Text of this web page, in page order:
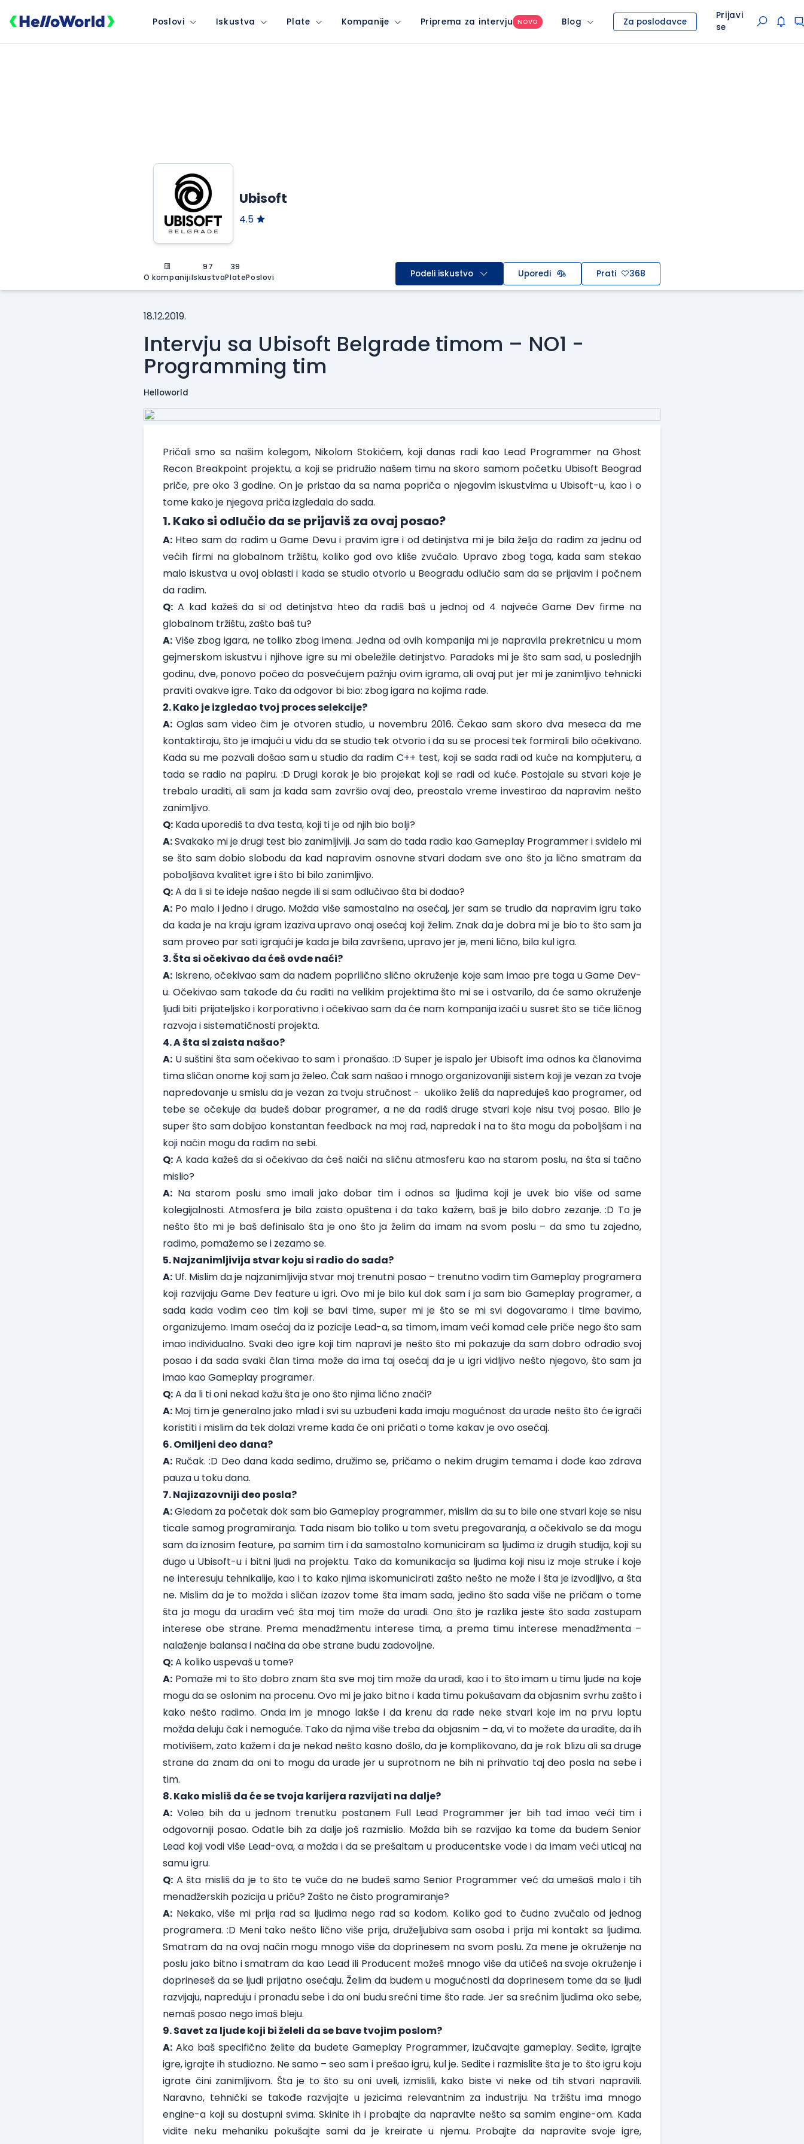
Poslovi Iskustva Plate Kompanije Priprema za intervju NOVO Blog Za poslodavce
Prijavi
se
Ubisoft
4.5
O kompaniji
97
Iskustva
39
PlatePoslovi Podeli iskustvo Uporedi Prati 368
18.12.2019.
Intervju sa Ubisoft Belgrade timom – NO1 -
Programming tim
Helloworld
Pričali smo sa našim kolegom, Nikolom Stokićem, koji danas radi kao Lead Programmer na Ghost
Recon Breakpoint projektu, a koji se pridružio našem timu na skoro samom početku Ubisoft Beograd
priče, pre oko 3 godine. On je pristao da sa nama popriča o njegovim iskustvima u Ubisoft-u, kao i o
tome kako je njegova priča izgledala do sada.
1. Kako si odlučio da se prijaviš za ovaj posao?
A: Hteo sam da radim u Game Devu i pravim igre i od detinjstva mi je bila želja da radim za jednu od
većih firmi na globalnom tržištu, koliko god ovo kliše zvučalo. Upravo zbog toga, kada sam stekao
malo iskustva u ovoj oblasti i kada se studio otvorio u Beogradu odlučio sam da se prijavim i počnem
da radim.
Q: A kad kažeš da si od detinjstva hteo da radiš baš u jednoj od 4 najveće Game Dev firme na
globalnom tržištu, zašto baš tu?
A: Više zbog igara, ne toliko zbog imena. Jedna od ovih kompanija mi je napravila prekretnicu u mom
gejmerskom iskustvu i njihove igre su mi obeležile detinjstvo. Paradoks mi je što sam sad, u poslednjih
godinu, dve, ponovo počeo da posvećujem pažnju ovim igrama, ali ovaj put jer mi je zanimljivo tehnicki
praviti ovakve igre. Tako da odgovor bi bio: zbog igara na kojima rade.
2. Kako je izgledao tvoj proces selekcije?
A: Oglas sam video čim je otvoren studio, u novembru 2016. Čekao sam skoro dva meseca da me
kontaktiraju, što je imajući u vidu da se studio tek otvorio i da su se procesi tek formirali bilo očekivano.
Kada su me pozvali došao sam u studio da radim C++ test, koji se sada radi od kuće na kompjuteru, a
tada se radio na papiru. :D Drugi korak je bio projekat koji se radi od kuće. Postojale su stvari koje je
trebalo uraditi, ali sam ja kada sam završio ovaj deo, preostalo vreme investirao da napravim nešto
zanimljivo.
Q: Kada uporediš ta dva testa, koji ti je od njih bio bolji?
A:Svakako mi je drugi test bio zanimljiviji. Ja sam do tada radio kao Gameplay Programmer i svidelo mi
se što sam dobio slobodu da kad napravim osnovne stvari dodam sve ono što ja lično smatram da
poboljšava kvalitet igre i što bi bilo zanimljivo.
Q:A da li si te ideje našao negde ili si sam odlučivao šta bi dodao?
A: Po malo i jedno i drugo. Možda više samostalno na osećaj, jer sam se trudio da napravim igru tako
da kada je na kraju igram izaziva upravo onaj osećaj koji želim. Znak da je dobra mi je bio to što sam ja
sam proveo par sati igrajući je kada je bila završena, upravo jer je, meni lično, bila kul igra.
3. Šta si očekivao da ćeš ovde naći?
A: Iskreno, očekivao sam da nađem poprilično slično okruženje koje sam imao pre toga u Game Dev-
u. Očekivao sam takođe da ću raditi na velikim projektima što mi se i ostvarilo, da će samo okruženje
ljudi biti prijateljsko i korporativno i očekivao sam da će nam kompanija izaći u susret što se tiče ličnog
razvoja i sistematičnosti projekta.
4. A šta si zaista našao?
A: U suštini šta sam očekivao to sam i pronašao. :D Super je ispalo jer Ubisoft ima odnos ka članovima
tima sličan onome koji sam ja želeo. Čak sam našao i mnogo organizovanijii sistem koji je vezan za tvoje
napredovanje u smislu da je vezan za tvoju stručnost - ukoliko želiš da napreduješ kao programer, od
tebe se očekuje da budeš dobar programer, a ne da radiš druge stvari koje nisu tvoj posao. Bilo je
super što sam dobijao konstantan feedback na moj rad, napredak i na to šta mogu da poboljšam i na
koji način mogu da radim na sebi.
Q: A kada kažeš da si očekivao da ćeš naići na sličnu atmosferu kao na starom poslu, na šta si tačno
mislio?
A: Na starom poslu smo imali jako dobar tim i odnos sa ljudima koji je uvek bio više od same
kolegijalnosti. Atmosfera je bila zaista opuštena i da tako kažem, baš je bilo dobro zezanje. :D To je
nešto što mi je baš definisalo šta je ono što ja želim da imam na svom poslu – da smo tu zajedno,
radimo, pomažemo se i zezamo se.
5. Najzanimljivija stvar koju si radio do sada?
A: Uf. Mislim da je najzanimljivija stvar moj trenutni posao – trenutno vodim tim Gameplay programera
koji razvijaju Game Dev feature u igri. Ovo mi je bilo kul dok sam i ja sam bio Gameplay programer, a
sada kada vodim ceo tim koji se bavi time, super mi je što se mi svi dogovaramo i time bavimo,
organizujemo. Imam osećaj da iz pozicije Lead-a, sa timom, imam veći komad cele priče nego što sam
imao individualno. Svaki deo igre koji tim napravi je nešto što mi pokazuje da sam dobro odradio svoj
posao i da sada svaki član tima može da ima taj osećaj da je u igri vidljivo nešto njegovo, što sam ja
imao kao Gameplay programer.
Q:A da li ti oni nekad kažu šta je ono što njima lično znači?
A: Moj tim je generalno jako mlad i svi su uzbuđeni kada imaju mogućnost da urade nešto što će igrači
koristiti i mislim da tek dolazi vreme kada će oni pričati o tome kakav je ovo osećaj.
6. Omiljeni deo dana?
A: Ručak. :D Deo dana kada sedimo, družimo se, pričamo o nekim drugim temama i dođe kao zdrava
pauza u toku dana.
7. Najizazovniji deo posla?
A:Gledam za početak dok sam bio Gameplay programmer, mislim da su to bile one stvari koje se nisu
ticale samog programiranja. Tada nisam bio toliko u tom svetu pregovaranja, a očekivalo se da mogu
sam da iznosim feature, pa samim tim i da samostalno komuniciram sa ljudima iz drugih studija, koji su
dugo u Ubisoft-u i bitni ljudi na projektu. Tako da komunikacija sa ljudima koji nisu iz moje struke i koje
ne interesuju tehnikalije, kao i to kako njima iskomunicirati zašto nešto ne može i šta je izvodljivo, a šta
ne. Mislim da je to možda i sličan izazov tome šta imam sada, jedino što sada više ne pričam o tome
šta ja mogu da uradim već šta moj tim može da uradi. Ono što je razlika jeste što sada zastupam
interese obe strane. Prema menadžmentu interese tima, a prema timu interese menadžmenta –
nalaženje balansa i načina da obe strane budu zadovoljne.
Q:A koliko uspevaš u tome?
A: Pomaže mi to što dobro znam šta sve moj tim može da uradi, kao i to što imam u timu ljude na koje
mogu da se oslonim na procenu. Ovo mi je jako bitno i kada timu pokušavam da objasnim svrhu zašto i
kako nešto radimo. Onda im je mnogo lakše i da krenu da rade neke stvari koje im na prvu loptu
možda deluju čak i nemoguće. Tako da njima više treba da objasnim – da, vi to možete da uradite, da ih
motivišem, zato kažem i da je nekad nešto kasno došlo, da je komplikovano, da je rok blizu ali sa druge
strane da znam da oni to mogu da urade jer u suprotnom ne bih ni prihvatio taj deo posla na sebe i
tim.
8. Kako misliš da će se tvoja karijera razvijati na dalje?
A: Voleo bih da u jednom trenutku postanem Full Lead Programmer jer bih tad imao veći tim i
odgovorniji posao. Odatle bih za dalje još razmislio. Možda bih se razvijao ka tome da budem Senior
Lead koji vodi više Lead-ova, a možda i da se prešaltam u producentske vode i da imam veći uticaj na
samu igru.
Q: A šta misliš da je to što te vuče da ne budeš samo Senior Programmer već da umešaš malo i tih
menadžerskih pozicija u priču? Zašto ne čisto programiranje?
A: Nekako, više mi prija rad sa ljudima nego rad sa kodom. Koliko god to čudno zvučalo od jednog
programera. :D Meni tako nešto lično više prija, druželjubiva sam osoba i prija mi kontakt sa ljudima.
Smatram da na ovaj način mogu mnogo više da doprinesem na svom poslu. Za mene je okruženje na
poslu jako bitno i smatram da kao Lead ili Producent možeš mnogo više da utičeš na svoje okruženje i
doprineseš da se ljudi prijatno osećaju. Želim da budem u mogućnosti da doprinesem tome da se ljudi
razvijaju, napreduju i pronađu sebe i da oni budu srećni time što rade. Jer sa srećnim ljudima oko sebe,
nemaš posao nego imaš bleju.
9. Savet za ljude koji bi želeli da se bave tvojim poslom?
A: Ako baš specifično želite da budete Gameplay Programmer, izučavajte gameplay. Sedite, igrajte
igre, igrajte ih studiozno. Ne samo – seo sam i prešao igru, kul je. Sedite i razmislite šta je to što igru koju
igrate čini zanimljivom. Šta je to što su oni uveli, izmislili, kako biste vi neke od tih stvari napravili.
Naravno, tehnički se takođe razvijajte u jezicima relevantnim za industriju. Na tržištu ima mnogo
engine-a koji su dostupni svima. Skinite ih i probajte da napravite nešto sa samim engine-om. Kada
vidite neku mehaniku pokušajte sami da je kreirate u njemu. Probajte da napravite svoje igre,